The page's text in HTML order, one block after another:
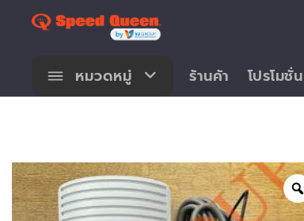
content
หมวดหมู่ ร้านค้า โปรโมชั่น